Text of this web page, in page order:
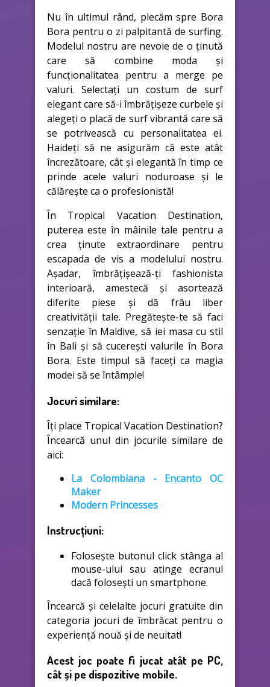
Nu în ultimul rând, plecăm spre Bora
Bora pentru o zi palpitantă de surfing.
Modelul nostru are nevoie de o ținută
care să combine moda și
funcționalitatea pentru a merge pe
valuri. Selectați un costum de surf
elegant care să-i îmbrățișeze curbele și
alegeți o placă de surf vibrantă care să
se potrivească cu personalitatea ei.
Haideți să ne asigurăm că este atât
încrezătoare, cât și elegantă în timp ce
prinde acele valuri noduroase și le
călărește ca o profesionistă!
În Tropical Vacation Destination,
puterea este în mâinile tale pentru a
crea ținute extraordinare pentru
escapada de vis a modelului nostru.
Așadar, îmbrățișează-ți fashionista
interioară, amestecă și asortează
diferite piese și dă frâu liber
creativității tale. Pregătește-te să faci
senzație în Maldive, să iei masa cu stil
în Bali și să cucerești valurile în Bora
Bora. Este timpul să faceți ca magia
modei să se întâmple!
Jocuri similare:
Îți place Tropical Vacation Destination?
Încearcă unul din jocurile similare de
aici:
La Colombiana - Encanto OC
Maker
Modern Princesses
Instrucțiuni:
Folosește butonul click stânga al
mouse-ului sau atinge ecranul
dacă folosești un smartphone.
Încearcă și celelalte jocuri gratuite din
categoria jocuri de îmbrăcat pentru o
experiență nouă și de neuitat!
Acest joc poate fi jucat atât pe PC,
cât și pe dispozitive mobile.